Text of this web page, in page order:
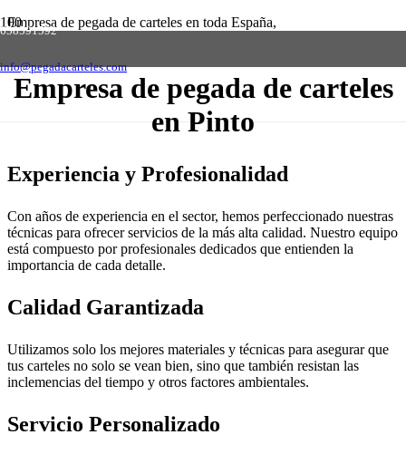
658591592
info@pegadacarteles.com
Empresa de pegada de carteles en toda España,
solicite presupuesto sin compromiso
Empresa de pegada de carteles
en Pinto
Experiencia y Profesionalidad
Con años de experiencia en el sector, hemos perfeccionado nuestras
técnicas para ofrecer servicios de la más alta calidad. Nuestro equipo
está compuesto por profesionales dedicados que entienden la
importancia de cada detalle.
Calidad Garantizada
Utilizamos solo los mejores materiales y técnicas para asegurar que
tus carteles no solo se vean bien, sino que también resistan las
inclemencias del tiempo y otros factores ambientales.
Servicio Personalizado